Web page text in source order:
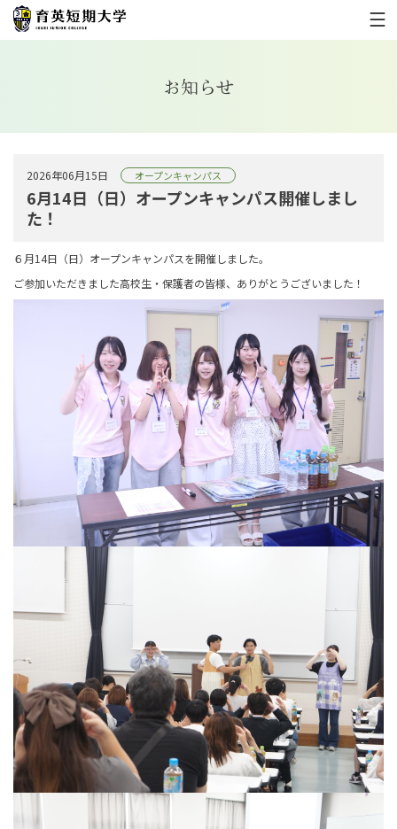
お知らせ
6月14日（日）オープンキャンパス開催しまし
た！
2026年06月15日 オープンキャンパス
６月14日（日）オープンキャンパスを開催しました。
ご参加いただきました高校生・保護者の皆様、ありがとうございました！